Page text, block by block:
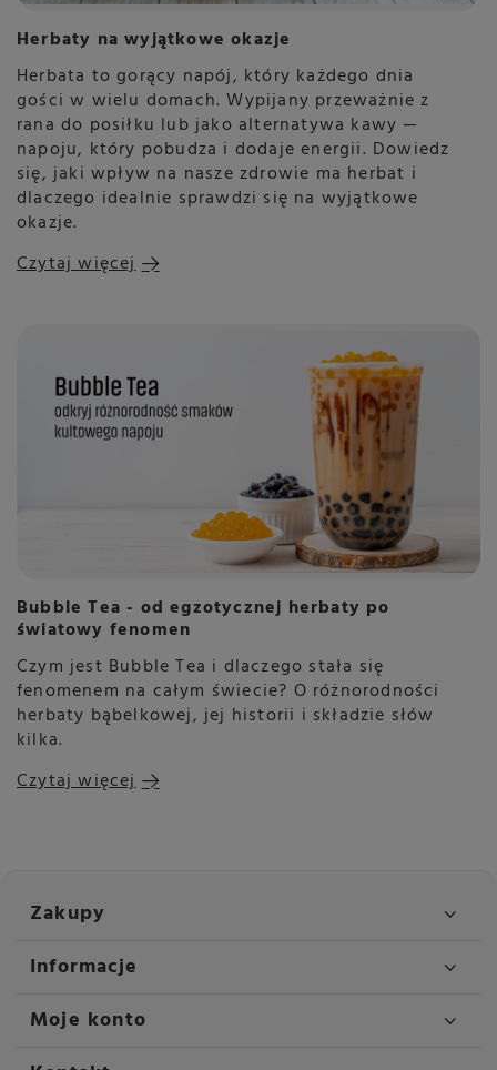
Herbaty na wyjątkowe okazje
Herbata to gorący napój, który każdego dnia
gości w wielu domach. Wypijany przeważnie z
rana do posiłku lub jako alternatywa kawy —
napoju, który pobudza i dodaje energii. Dowiedz
się, jaki wpływ na nasze zdrowie ma herbat i
dlaczego idealnie sprawdzi się na wyjątkowe
okazje.
Czytaj więcej
Bubble Tea - od egzotycznej herbaty po
światowy fenomen
Czym jest Bubble Tea i dlaczego stała się
fenomenem na całym świecie? O różnorodności
herbaty bąbelkowej, jej historii i składzie słów
kilka.
Czytaj więcej
Zakupy
Informacje
Moje konto